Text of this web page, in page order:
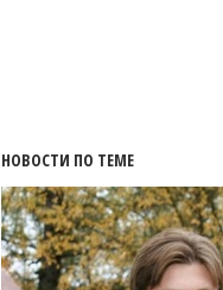
НОВОСТИ ПО ТЕМЕ